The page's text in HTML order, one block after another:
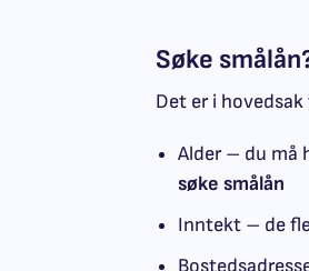
Søke
Det er i
Alder – du må
søke smålån
Inntekt – de